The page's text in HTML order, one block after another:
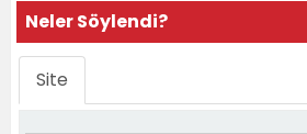
Neler Söylendi?
Site